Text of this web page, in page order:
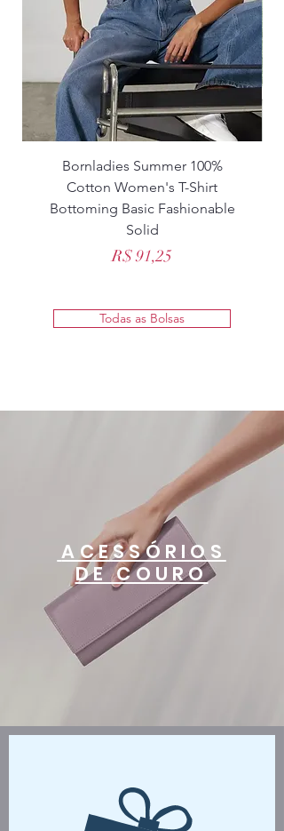
Bornladies Summer 100%
Cotton Women's T-Shirt
Bottoming Basic Fashionable
Solid
Preço
R$ 91,25
Todas as Bolsas
ACESSÓRIOS
DE COURO